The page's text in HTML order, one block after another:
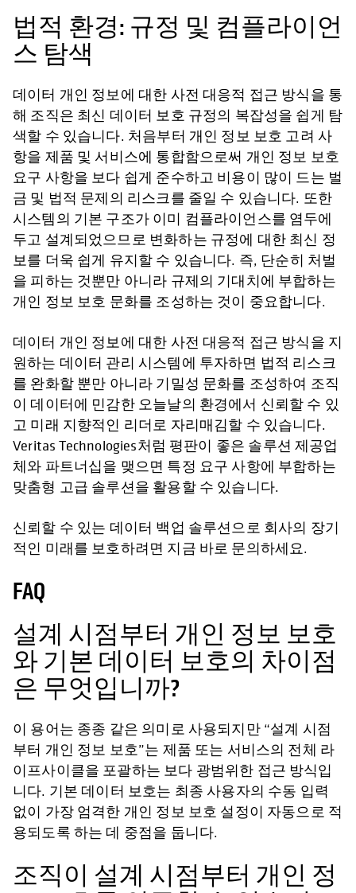
법적 환경: 규정 및 컴플라이언
스 탐색
데이터 개인 정보에 대한 사전 대응적 접근 방식을 통
해 조직은 최신 데이터 보호 규정의 복잡성을 쉽게 탐
색할 수 있습니다. 처음부터 개인 정보 보호 고려 사
항을 제품 및 서비스에 통합함으로써 개인 정보 보호
요구 사항을 보다 쉽게 준수하고 비용이 많이 드는 벌
금 및 법적 문제의 리스크를 줄일 수 있습니다. 또한
시스템의 기본 구조가 이미 컴플라이언스를 염두에
두고 설계되었으므로 변화하는 규정에 대한 최신 정
보를 더욱 쉽게 유지할 수 있습니다. 즉, 단순히 처벌
을 피하는 것뿐만 아니라 규제의 기대치에 부합하는
개인 정보 보호 문화를 조성하는 것이 중요합니다.
데이터 개인 정보에 대한 사전 대응적 접근 방식을 지
원하는 데이터 관리 시스템에 투자하면 법적 리스크
를 완화할 뿐만 아니라 기밀성 문화를 조성하여 조직
이 데이터에 민감한 오늘날의 환경에서 신뢰할 수 있
고 미래 지향적인 리더로 자리매김할 수 있습니다.
Veritas Technologies처럼 평판이 좋은 솔루션 제공업
체와 파트너십을 맺으면 특정 요구 사항에 부합하는
맞춤형 고급 솔루션을 활용할 수 있습니다.
신뢰할 수 있는 데이터 백업 솔루션으로 회사의 장기
적인 미래를 보호하려면 지금 바로 문의하세요.
FAQ
설계 시점부터 개인 정보 보호
와 기본 데이터 보호의 차이점
은 무엇입니까?
이 용어는 종종 같은 의미로 사용되지만 “설계 시점
부터 개인 정보 보호”는 제품 또는 서비스의 전체 라
이프사이클을 포괄하는 보다 광범위한 접근 방식입
니다. 기본 데이터 보호는 최종 사용자의 수동 입력
없이 가장 엄격한 개인 정보 보호 설정이 자동으로 적
용되도록 하는 데 중점을 둡니다.
조직이 설계 시점부터 개인 정